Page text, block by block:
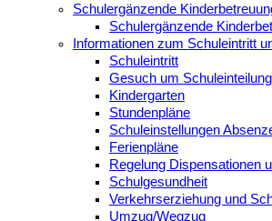
Schulergänzende
Schulergänzende
Informationen zum Schuleintritt
Schuleintritt
Gesuch um Schuleinteilung
Kindergarten
Stundenpläne
Schuleinstellungen
Ferienpläne
Regelung Dispensationen
Schulgesundheit
Verkehrserziehung und
Umzug/Wegzug